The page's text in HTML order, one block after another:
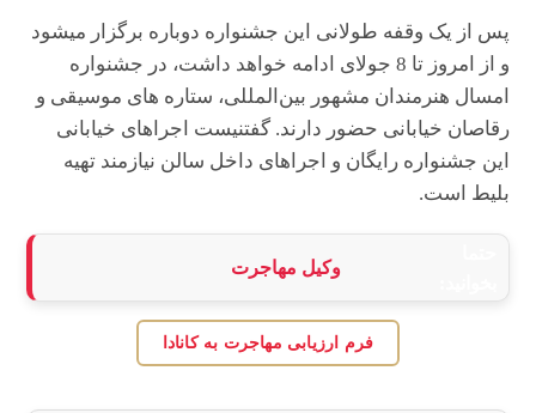
پس از یک وقفه طولانی این جشنواره دوباره برگزار میشود
و از امروز تا 8 جولای ادامه خواهد داشت، در جشنواره
امسال هنرمندان مشهور بین‌المللی، ستاره های موسیقی و
رقاصان خیابانی حضور دارند. گفتنیست اجراهای خیابانی
این جشنواره رایگان و اجراهای داخل سالن نیازمند تهیه
بلیط است.
وکیل مهاجرت
فرم ارزیابی مهاجرت به کانادا